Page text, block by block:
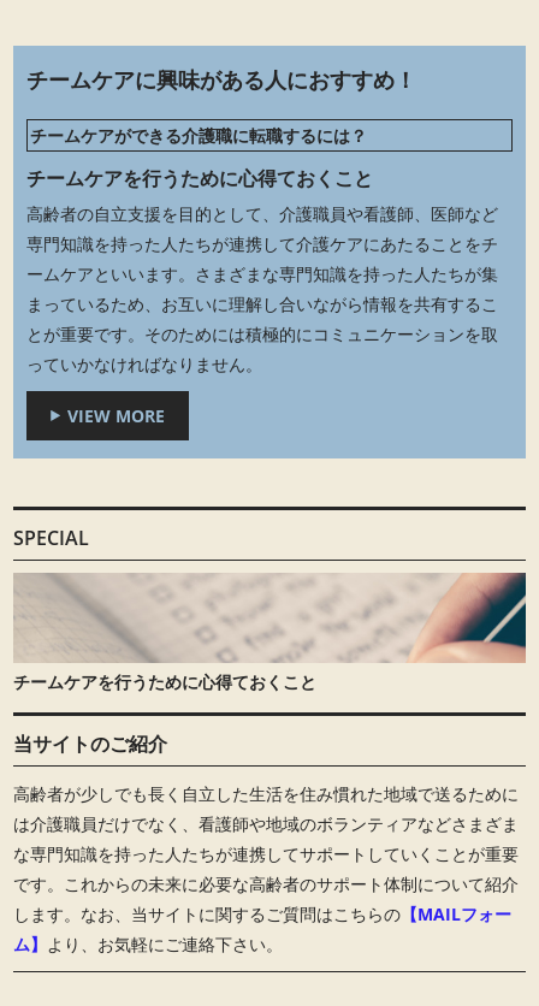
チームケアに興味がある人におすすめ！
チームケアができる介護職に転職するには？
チームケアを行うために心得ておくこと
高齢者の自立支援を目的として、介護職員や看護師、医師など
専門知識を持った人たちが連携して介護ケアにあたることをチ
ームケアといいます。さまざまな専門知識を持った人たちが集
まっているため、お互いに理解し合いながら情報を共有するこ
とが重要です。そのためには積極的にコミュニケーションを取
っていかなければなりません。
VIEW MORE
SPECIAL
チームケアを行うために心得ておくこと
当サイトのご紹介
高齢者が少しでも長く自立した生活を住み慣れた地域で送るために
は介護職員だけでなく、看護師や地域のボランティアなどさまざま
な専門知識を持った人たちが連携してサポートしていくことが重要
です。これからの未来に必要な高齢者のサポート体制について紹介
します。なお、当サイトに関するご質問はこちらの 【MAILフォー
ム】 より、お気軽にご連絡下さい。